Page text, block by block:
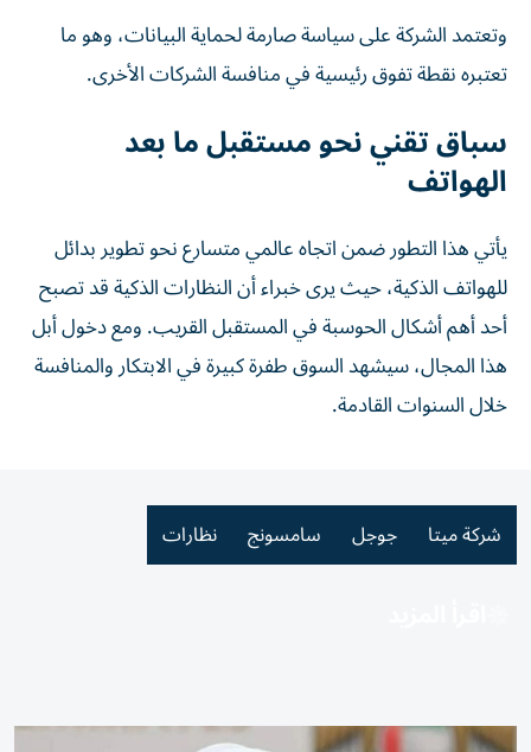
وتعتمد الشركة على سياسة صارمة لحماية البيانات، وهو ما
تعتبره نقطة تفوق رئيسية في منافسة الشركات الأخرى.
سباق تقني نحو مستقبل ما بعد
الهواتف
يأتي هذا التطور ضمن اتجاه عالمي متسارع نحو تطوير بدائل
للهواتف الذكية، حيث يرى خبراء أن النظارات الذكية قد تصبح
أحد أهم أشكال الحوسبة في المستقبل القريب.ومع دخول أبل
هذا المجال، سيشهد السوق طفرة كبيرة في الابتكار والمنافسة
خلال السنوات القادمة.
شركة ميتا جوجل سامسونج نظارات